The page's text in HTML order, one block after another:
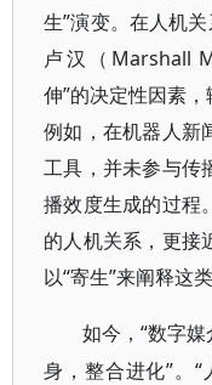
生”演变。在人机
卢汉（Marshall
伸”的决定性因素，
例如，在机器人新
工具，并未参与传
播效度生成的过程
的人机关系，更接
以“寄生”来阐释这
如今，“数字
身，整合进化”。